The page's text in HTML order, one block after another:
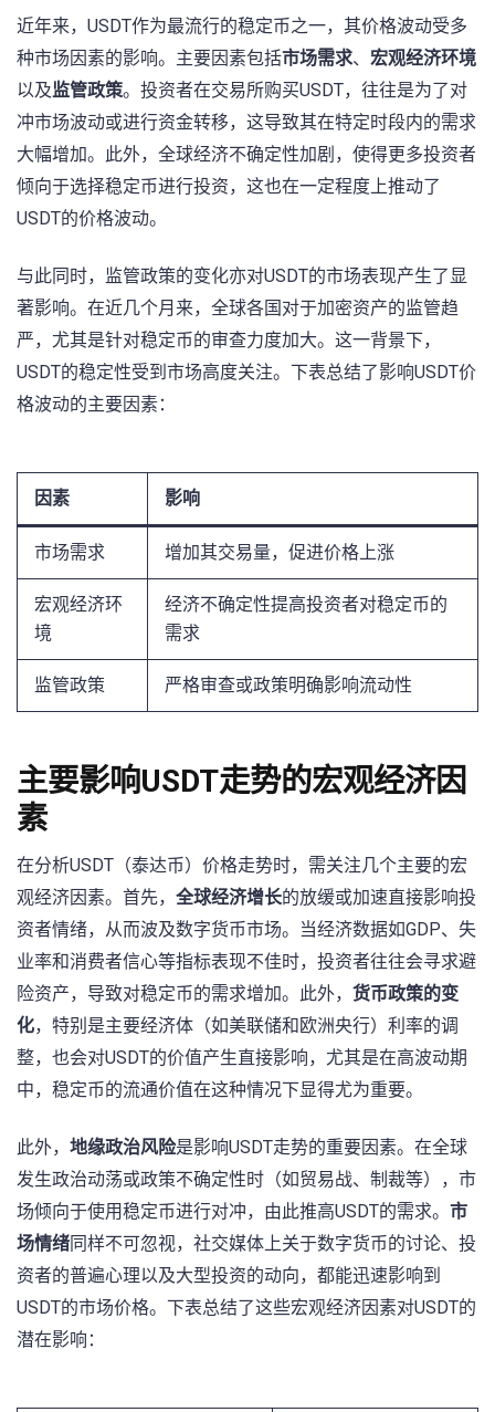
近年来，USDT作为最流行的稳定币之一，其价格波动受多
种市场因素的影响。主要因素包括市场需求、 宏观经济环境
以及监管政策。投资者在交易所购买USDT，往往是为了对
冲市场波动或进行资金转移，这导致其在特定时段内的需求
大幅增加。此外，全球经济不确定性加剧，使得更多投资者
倾向于选择稳定币进行投资，这也在一定程度上推动了
USDT的价格波动。
与此同时，监管政策的变化亦对USDT的市场表现产生了显
著影响。在近几个月来，全球各国对于加密资产的监管趋
严，尤其是针对稳定币的审查力度加大。这一背景下，
USDT的稳定性受到市场高度关注。下表总结了影响USDT价
格波动的主要因素：
因素 影响
市场需求 增加其交易量，促进价格上涨
宏观经济环
境
经济不确定性提高投资者对稳定币的
需求
监管政策 严格审查或政策明确影响流动性
主要影响USDT走势的宏观经济因
素
在分析USDT（泰达币）价格走势时，需关注几个主要的宏
观经济因素。首先， 全球经济增长的放缓或加速直接影响投
资者情绪，从而波及数字货币市场。当经济数据如GDP、失
业率和消费者信心等指标表现不佳时，投资者往往会寻求避
险资产，导致对稳定币的需求增加。此外， 货币政策的变
化，特别是主要经济体（如美联储和欧洲央行）利率的调
整，也会对USDT的价值产生直接影响，尤其是在高波动期
中，稳定币的流通价值在这种情况下显得尤为重要。
此外， 地缘政治风险是影响USDT走势的重要因素。在全球
发生政治动荡或政策不确定性时（如贸易战、制裁等），市
场倾向于使用稳定币进行对冲，由此推高USDT的需求。 市
场情绪同样不可忽视，社交媒体上关于数字货币的讨论、投
资者的普遍心理以及大型投资的动向，都能迅速影响到
USDT的市场价格。下表总结了这些宏观经济因素对USDT的
潜在影响：